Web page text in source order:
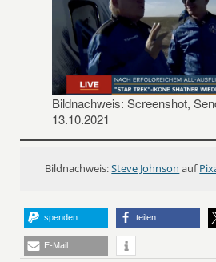
Bildnachweis: Screenshot,
13.10.2021
Bildnachweis:Steve Johnson auf
spenden teilen
E-Mail